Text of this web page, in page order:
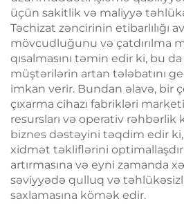
üçün sakitlik və maliyyə
Təchizat zəncirinin etibarlılığı
mövcudluğunu və çatdırılma
qısalmasını təmin edir ki, bu
müştərilərin artan tələbatını
imkan verir. Bundan əlavə, bir
çıxarma cihazı fabrikləri
resursları və operativ
biznes dəstəyini təqdim edir
xidmət təkliflərini
artırmasına və eyni zamanda
səviyyədə qulluq və
saxlamasına kömək edir.